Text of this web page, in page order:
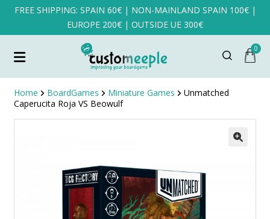
FREE SHIPPING: SPAIN 60€ | NON-MAINLAND SPAIN 100€ |
EUROPE 200€ | OUTSIDE UE 300€
0
Home BoardGames Miniature Games
Unmatched
Caperucita Roja VS Beowulf